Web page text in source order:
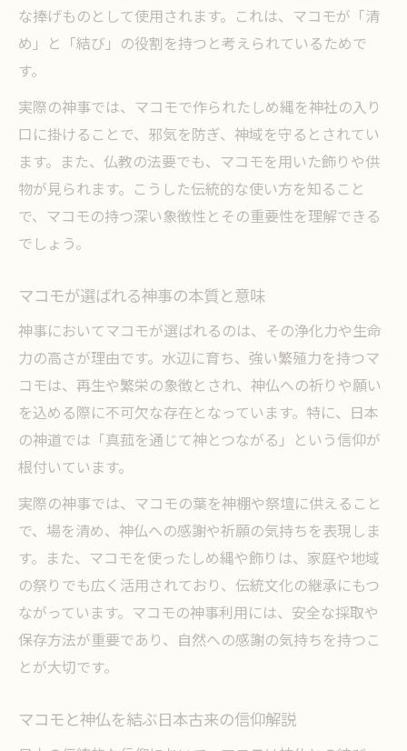
な捧げものとして使用されます。これは、マコモが「清
め」と「結び」の役割を持つと考えられているためで
す。
実際の神事では、マコモで作られたしめ縄を神社の入り
口に掛けることで、邪気を防ぎ、神域を守るとされてい
ます。また、仏教の法要でも、マコモを用いた飾りや供
物が見られます。こうした伝統的な使い方を知ること
で、マコモの持つ深い象徴性とその重要性を理解できる
でしょう。
マコモが選ばれる神事の本質と意味
神事においてマコモが選ばれるのは、その浄化力や生命
力の高さが理由です。水辺に育ち、強い繁殖力を持つマ
コモは、再生や繁栄の象徴とされ、神仏への祈りや願い
を込める際に不可欠な存在となっています。特に、日本
の神道では「真菰を通じて神とつながる」という信仰が
根付いています。
実際の神事では、マコモの葉を神棚や祭壇に供えること
で、場を清め、神仏への感謝や祈願の気持ちを表現しま
す。また、マコモを使ったしめ縄や飾りは、家庭や地域
の祭りでも広く活用されており、伝統文化の継承にもつ
ながっています。マコモの神事利用には、安全な採取や
保存方法が重要であり、自然への感謝の気持ちを持つこ
とが大切です。
マコモと神仏を結ぶ日本古来の信仰解説